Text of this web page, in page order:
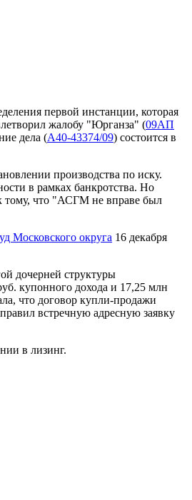
первой инстанции, которая
жалобу "Юрганза" (09АП
дела (А40-43374/09) состоится в
производства по иску.
в рамках банкротства. Но
тому, что "АСГМ не вправе был
Московского округа 16 декабря
дочерней структуры
купонного дохода и 17,25 млн
что договор купли-продажи
встречную адресную заявку
в лизинг.